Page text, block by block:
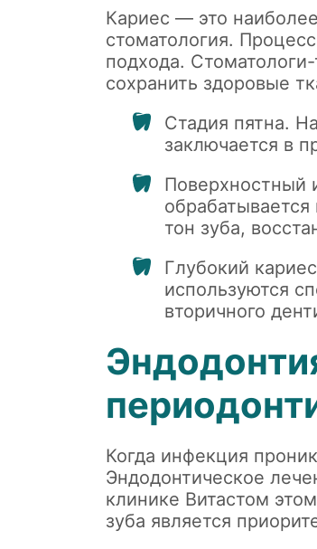
Кариес — это
стоматология.
подхода.
сохранить здоровые
Стадия пятна.
заключается в
Поверхностный
тон зуба,
Глубокий
используются
вторичного
Когда инфекция
Эндодонтическое
клинике Витастом
зуба является